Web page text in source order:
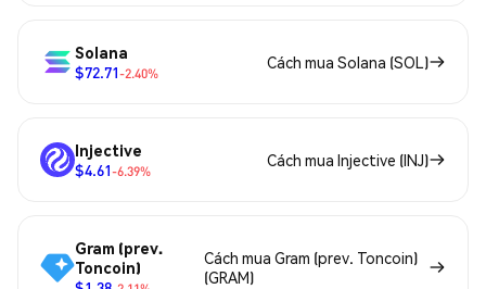
Solana
$72.71-2.40%
Cách mua Solana (SOL)
Injective
$4.61-6.39%
Cách mua Injective (INJ)
Gram (prev.
Toncoin)
Cách mua Gram (prev. Toncoin)
(GRAM)